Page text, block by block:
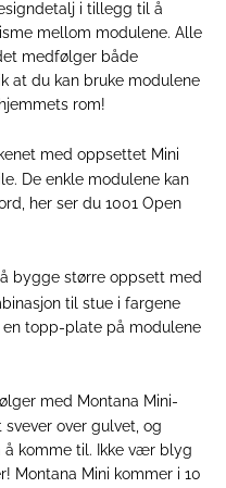
i tillegg til å
mellom modulene. Alle
medfølger både
at du kan bruke modulene
rom!
med oppsettet Mini
De enkle modulene kan
her ser du 1001 Open
bygge større oppsett med
til stue i fargene
en topp-plate på modulene
med Montana Mini-
over gulvet, og
komme til. Ikke vær blyg
Montana Mini kommer i 10